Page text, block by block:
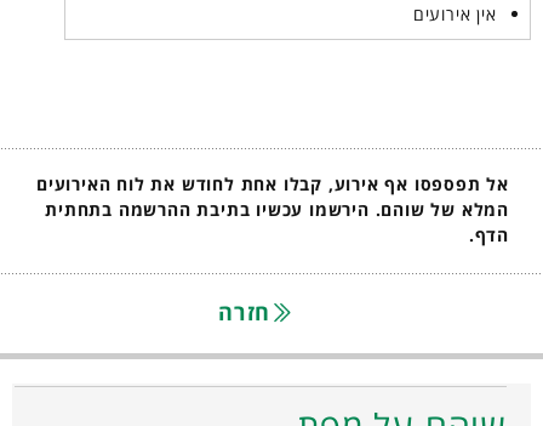
אין אירועים
אל תפספסו אף אירוע, קבלו אחת לחודש את לוח האירועים
המלא של שוהם. הירשמו עכשיו בתיבת ההרשמה בתחתית
הדף.
חזרה